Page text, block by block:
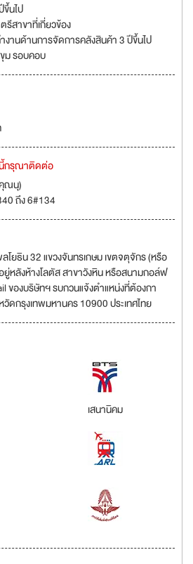
นไป
สาขาที่เกี่ยวข้อง
านด้านการจัดการคลังสินค้า 3 ปีขึ้นไป
ม รอบคอบ
นี้กรุณาติดต่อ
ณนุ)
ถึง 6#134
ยธิน 32 แขวงจันทรเกษม เขตจตุจักร (หรือ
ยู่หลังห้างโลตัส สาขาวังหิน หรือสนามกอล์ฟ
องบริษัทฯ รบกวนแจ้งตำแหน่งที่ต้องกา
ดกรุงเทพมหานคร 10900 ประเทศไทย
เสนานิคม